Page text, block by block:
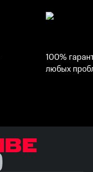
100%
любых